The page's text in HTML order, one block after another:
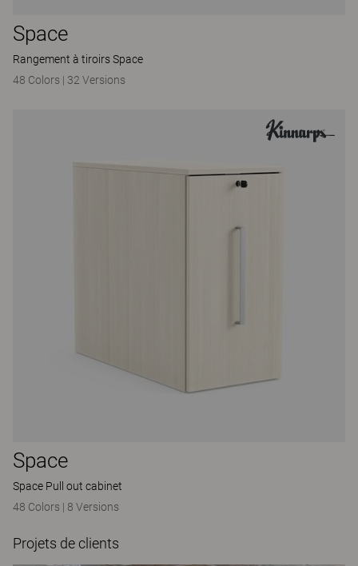
Space
Rangement à tiroirs Space
48 Colors | 32 Versions
Space
Space Pull out cabinet
48 Colors | 8 Versions
Projets de clients